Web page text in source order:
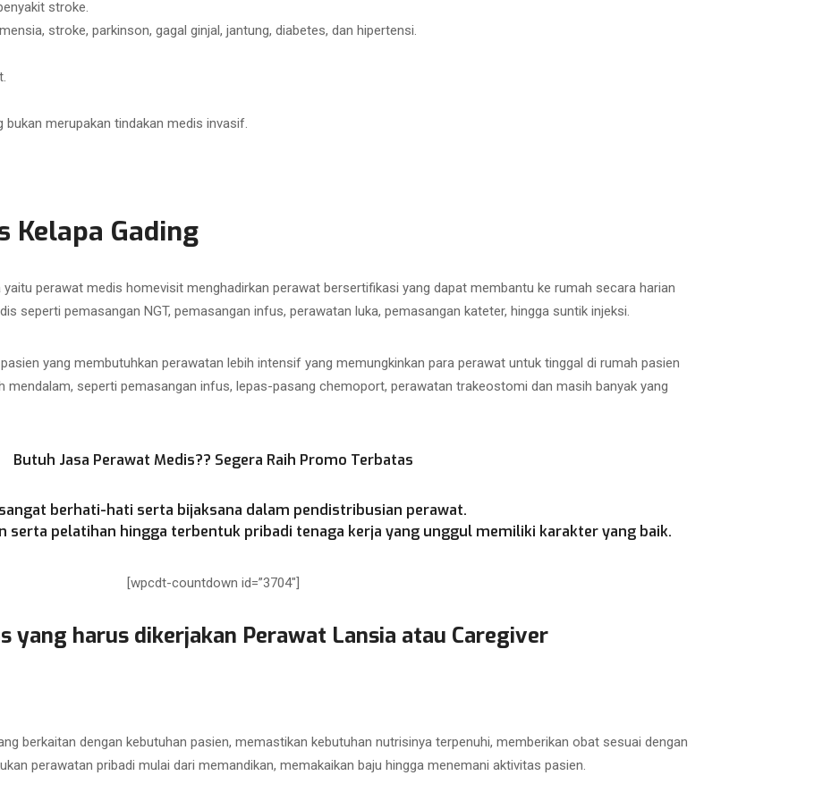
stroke.
stroke, parkinson, gagal ginjal, jantung, diabetes, dan hipertensi.
merupakan tindakan medis invasif.
Kelapa Gading
perawat medis homevisit menghadirkan perawat bersertifikasi yang dapat membantu ke rumah secara harian
seperti pemasangan NGT, pemasangan infus, perawatan luka, pemasangan kateter, hingga suntik injeksi.
yang membutuhkan perawatan lebih intensif yang memungkinkan para perawat untuk tinggal di rumah pasien
mendalam, seperti pemasangan infus, lepas-pasang chemoport, perawatan trakeostomi dan masih banyak yang
Butuh Jasa Perawat Medis?? Segera Raih Promo Terbatas
berhati-hati serta bijaksana dalam pendistribusian perawat.
serta pelatihan hingga terbentuk pribadi tenaga kerja yang unggul memiliki karakter yang baik.
[wpcdt-countdown id=”3704″]
yang harus dikerjakan Perawat Lansia atau Caregiver
berkaitan dengan kebutuhan pasien, memastikan kebutuhan nutrisinya terpenuhi, memberikan obat sesuai dengan
perawatan pribadi mulai dari memandikan, memakaikan baju hingga menemani aktivitas pasien.